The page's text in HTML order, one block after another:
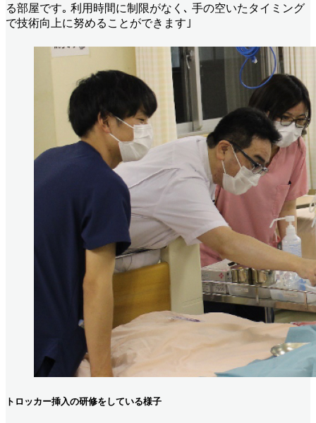
る部屋です｡ 利用時間に制限がなく､ 手の空いたタイミング
で技術向上に努めることができます｣
トロッカー挿入の研修をしている様子